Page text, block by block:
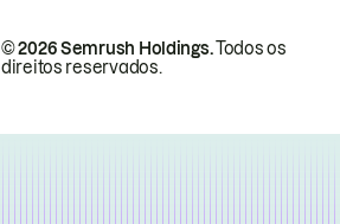
© 2026 Semrush Holdings.Todos os
direitos reservados.